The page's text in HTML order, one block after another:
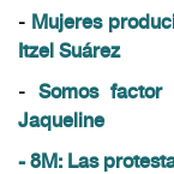
- Mujeres
Itzel Suárez
- Somos factor
Jaqueline
- 8M: Las